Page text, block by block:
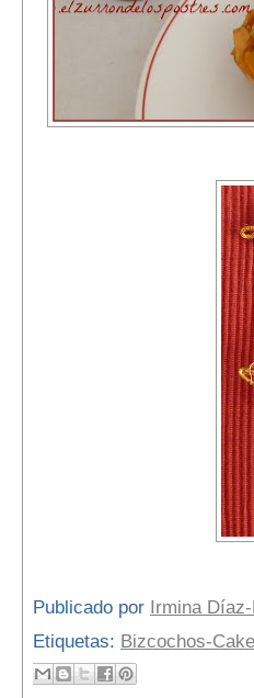
Publicado por Irmina
Etiquetas: Bizcochos-